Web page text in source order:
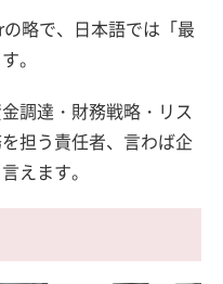
略で、日本語では「最
。
調達・財務戦略・リス
担う責任者、言わば企
えます。